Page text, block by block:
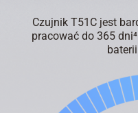
Czujnik T51C jest
pracować do 365